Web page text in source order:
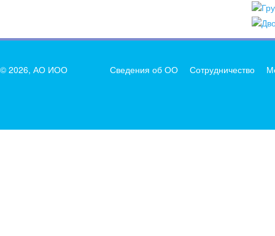
© 2026, АО ИОО Сведения об ОО Сотрудничество